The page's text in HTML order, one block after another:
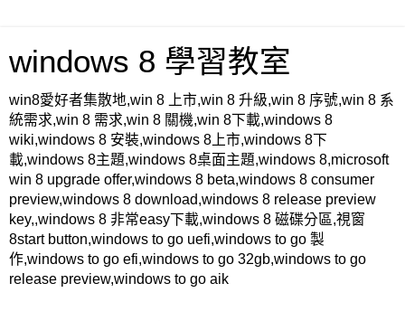
windows 8 學習教室
win8愛好者集散地,win 8 上市,win 8 升級,win 8 序號,win 8 系
統需求,win 8 需求,win 8 關機,win 8下載,windows 8
wiki,windows 8 安裝,windows 8上市,windows 8下
載,windows 8主題,windows 8桌面主題,windows 8,microsoft
win 8 upgrade offer,windows 8 beta,windows 8 consumer
preview,windows 8 download,windows 8 release preview
key,,windows 8 非常easy下載,windows 8 磁碟分區,視窗
8start button,windows to go uefi,windows to go 製
作,windows to go efi,windows to go 32gb,windows to go
release preview,windows to go aik